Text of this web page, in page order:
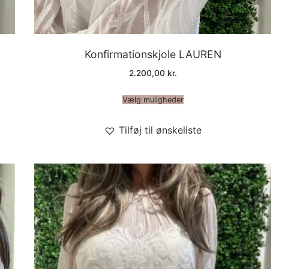
Konfirmationskjole LAUREN
2.200,00 kr.
Vælg muligheder
Tilføj til ønskeliste